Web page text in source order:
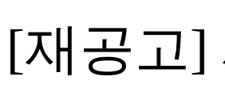
[재공고]